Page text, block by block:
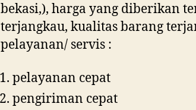
bekasi,), harga yang diberikan
terjangkau, kualitas barang
pelayanan/ servis :
pelayanan cepat
pengiriman cepat